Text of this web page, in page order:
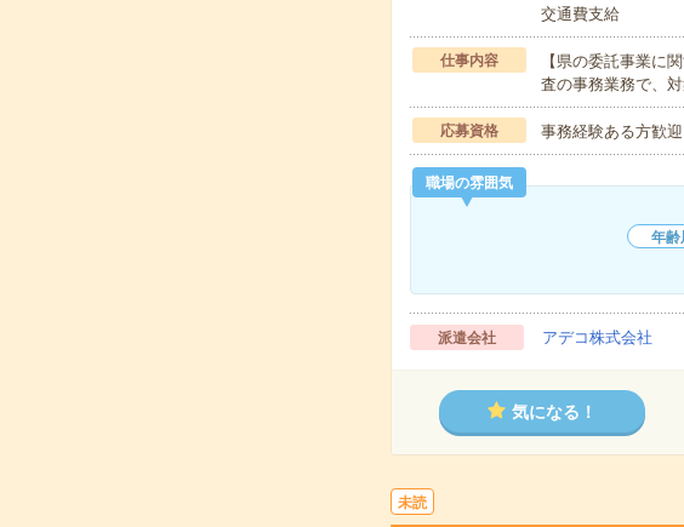
交通費支給
仕事内容
【県の委託事業に
査の事務業務で、
応募資格 事務経験ある方歓
職場の雰囲気
年齢
派遣会社 アデコ株式会社
気になる！
未読